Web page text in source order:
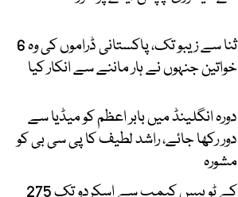
ثنا سے زیبو تک، پاکستانی ڈراموں کی وہ 6
خواتین جنہوں نے ہار ماننے سے انکار کیا
دورہ انگلینڈ میں بابر اعظم کو میڈیا سے
دور رکھا جائے، راشد لطیف کا پی سی بی کو
مشورہ
کے ٹو بیس کیمپ سے اسکردو تک 275